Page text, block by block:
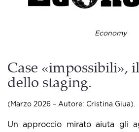
Economy
Case «impossibili»,
dello staging.
(Marzo 2026 – Autore: Cristina Giua).
Un approccio mirato aiuta gli